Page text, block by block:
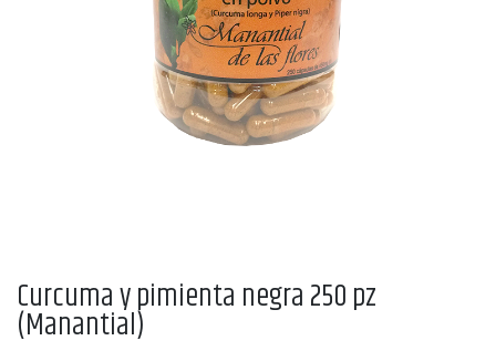
Curcuma y pimienta negra 250 pz
(Manantial)